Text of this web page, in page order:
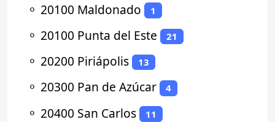
⚬ 20100 Maldonado 1
⚬ 20100 Punta del Este 21
⚬ 20200 Piriápolis 13
⚬ 20300 Pan de Azúcar 4
⚬ 20400 San Carlos 11